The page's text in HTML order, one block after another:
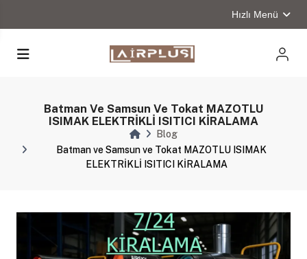
Hızlı Menü
Batman Ve Samsun Ve Tokat MAZOTLU
ISIMAK ELEKTRİKLİ ISITICI KİRALAMA
Blog
Batman ve Samsun ve Tokat MAZOTLU ISIMAK
ELEKTRİKLİ ISITICI KİRALAMA